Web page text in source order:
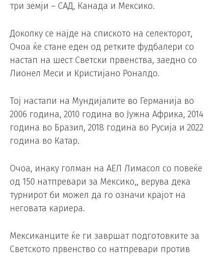
три земји – САД, Канада и Мексико.
Доколку се најде на спиското на селекторот,
Очоа ќе стане еден од ретките фудбалери со
настап на шест Светски првенства, заедно со
Лионел Меси и Кристијано Роналдо.
Тој настапи на Мундијалите во Германија во
2006 година, 2010 година во Јужна Африка, 2014
година во Бразил, 2018 година во Русија и 2022
година во Катар.
Очоа, инаку голман на АЕЛ Лимасол со повеќе
од 150 натпревари за Мексико,, верува дека
турнирот би можел да го означи крајот на
неговата кариера.
Мексиканците ќе ги завршат подготовките за
Светското првенство со натпревари против